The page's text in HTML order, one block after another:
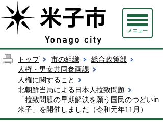
メニュー
トップ 市の組織
総合政策部
人権・男女共同参画課
人権に関すること
北朝鮮当局による日本人拉致問題
「拉致問題の早期解決を願う国民のつどいin
米子」を開催しました（令和元年11月）